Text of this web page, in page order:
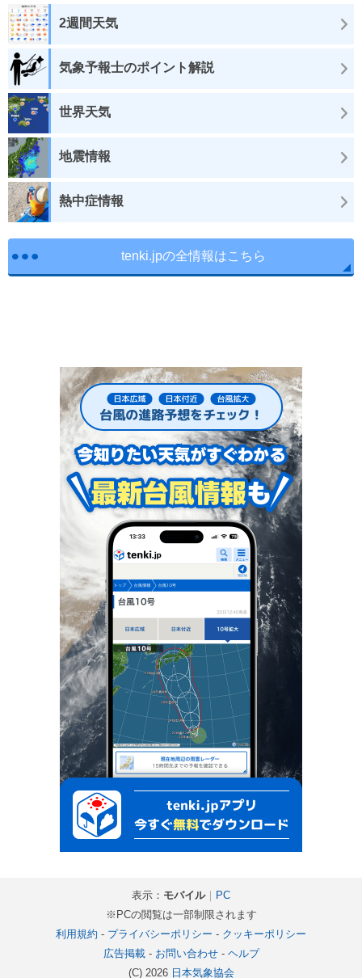
2週間天気
気象予報士のポイント解説
世界天気
地震情報
熱中症情報
tenki.jpの全情報はこちら
表示： モバイル｜
PC
※PCの閲覧は一部制限されます
利用規約 - プライバシーポリシー - クッキーポリシー
広告掲載- お問い合わせ- ヘルプ
(C) 2026 日本気象協会